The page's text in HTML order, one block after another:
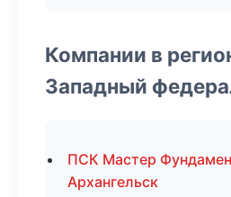
Компании в
Западный
ПСК Мастер
Архангельск